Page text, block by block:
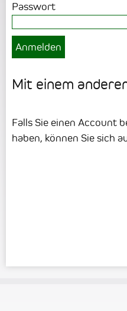
Passwort
Anmelden
Mit einem
Falls Sie einen Account
haben, können Sie sich